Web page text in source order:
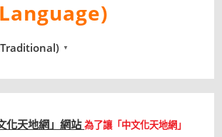
▼
化天地網」網站為了讓「中文化天地網」